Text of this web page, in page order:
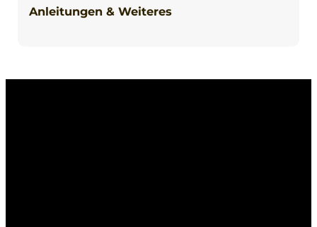
Anleitungen & Weiteres